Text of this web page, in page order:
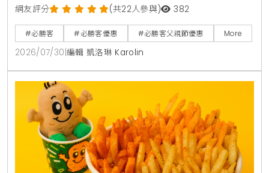
火山芝心爸發餐888元起享雙大比薩。快閃6天爸氣開
吃餐外帶買大送大，升級芝心餅皮享6折優惠。PK APP
訂購省暑了小套餐只要399元起，再抽3萬元股票禮品
卡與威秀電影票，單點火山比薩享半價優惠。
網友評分 (共22人參與) 382
#必勝客 #必勝客優惠 #必勝客父親節優惠 More
2026/07/30 編輯 凱洛琳 Karolin